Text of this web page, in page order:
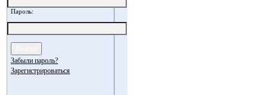
Пароль:
Забыли пароль?
Зарегистрироваться